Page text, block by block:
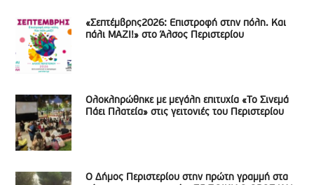
«Σεπτέμβρης2026: Επιστροφή στην πόλη. Και
πάλι ΜΑΖΙ!» στο Άλσος Περιστερίου
Ολοκληρώθηκε με μεγάλη επιτυχία «Το Σινεμά
Πάει Πλατεία» στις γειτονιές του Περιστερίου
Ο Δήμος Περιστερίου στην πρώτη γραμμή στα